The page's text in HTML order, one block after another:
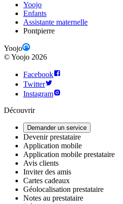
Yoojo
Enfants
Assistante maternelle
Pontpierre
Yoojo
©Yoojo 2026
Facebook
Twitter
Instagram
Découvrir
Demander un service
Devenir prestataire
Application mobile
Application mobile prestataire
Avis clients
Inviter des amis
Cartes cadeaux
Géolocalisation prestataire
Notes au prestataire